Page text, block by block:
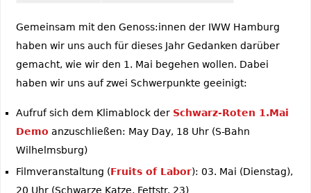
Gemeinsam mit den Genoss:innen der IWW Hamburg
haben wir uns auch für dieses Jahr Gedanken darüber
gemacht, wie wir den 1. Mai begehen wollen. Dabei
haben wir uns auf zwei Schwerpunkte geeinigt:
Aufruf sich dem Klimablock der Schwarz-Roten 1.Mai
Demo anzuschließen: May Day, 18 Uhr (S-Bahn
Wilhelmsburg)
Filmveranstaltung (Fruits of Labor): 03. Mai (Dienstag),
20 Uhr (Schwarze Katze, Fettstr. 23)